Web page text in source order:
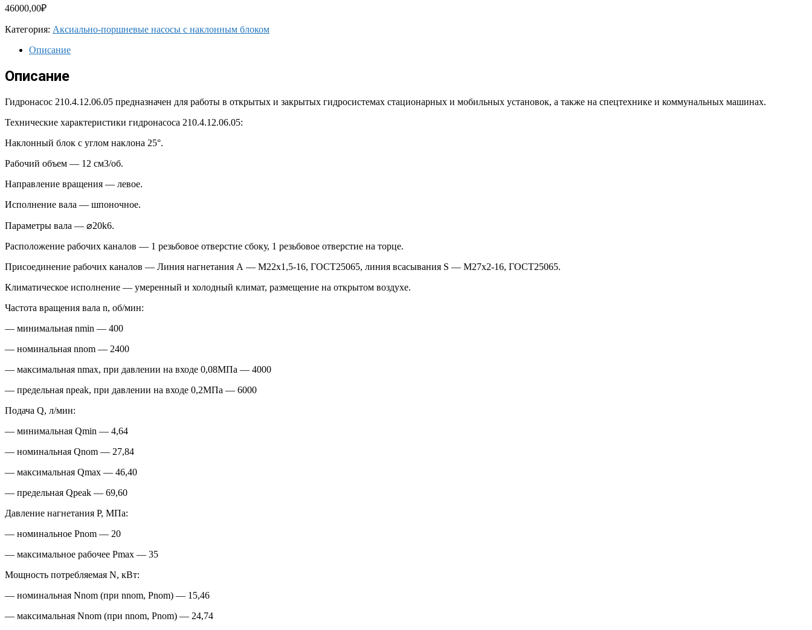
46000,00₽
Категория: Аксиально-поршневые насосы с наклонным блоком
Описание
Описание
Гидронасос 210.4.12.06.05 предназначен для работы в открытых и закрытых гидросистемах стационарных и мобильных установок, а также на спецтехнике и коммунальных машинах.
Технические характеристики гидронасоса 210.4.12.06.05:
Наклонный блок с углом наклона 25°.
Рабочий объем — 12 см3/об.
Направление вращения — левое.
Исполнение вала — шпоночное.
Параметры вала — ⌀20k6.
Расположение рабочих каналов — 1 резьбовое отверстие сбоку, 1 резьбовое отверстие на торце.
Присоединение рабочих каналов — Линия нагнетания А — М22х1,5-16, ГОСТ25065, линия всасывания S — М27х2-16, ГОСТ25065.
Климатическое исполнение — умеренный и холодный климат, размещение на открытом воздухе.
Частота вращения вала n, об/мин:
— минимальная nmin — 400
— номинальная nnom — 2400
— максимальная nmax, при давлении на входе 0,08МПа — 4000
— предельная npeak, при давлении на входе 0,2МПа — 6000
Подача Q, л/мин:
— минимальная Qmin — 4,64
— номинальная Qnom — 27,84
— максимальная Qmax — 46,40
— предельная Qpeak — 69,60
Давление нагнетания P, МПа:
— номинальное Pnom — 20
— максимальное рабочее Pmax — 35
Мощность потребляемая N, кВт:
— номинальная Nnom (при nnom, Pnom) — 15,46
— максимальная Nnom (при nnom, Pnom) — 24,74